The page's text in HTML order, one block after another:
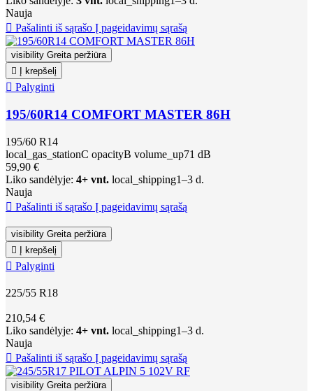
Nauja
 Pašalinti iš sąrašo Į pageidavimų sąrašą
visibility Greita peržiūra
 Į krepšelį
 Palyginti
195/60R14 COMFORT MASTER 86H
195/60 R14
local_gas_stationC opacityB volume_up71 dB
59,90 €
Liko sandėlyje: 4+ vnt. local_shipping1–3 d.
Nauja
 Pašalinti iš sąrašo Į pageidavimų sąrašą
visibility Greita peržiūra

Į krepšelį
 Palyginti
225/55 R18
210,54 €
Liko sandėlyje: 4+ vnt. local_shipping1–3 d.
Nauja
 Pašalinti iš sąrašo Į pageidavimų sąrašą
visibility Greita peržiūra